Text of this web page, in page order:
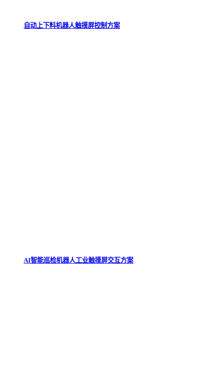
自动上下料机器人触摸屏控制方案
AI智能巡检机器人工业触摸屏交互方案